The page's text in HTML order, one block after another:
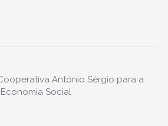
António Sérgio para a
Economia Social